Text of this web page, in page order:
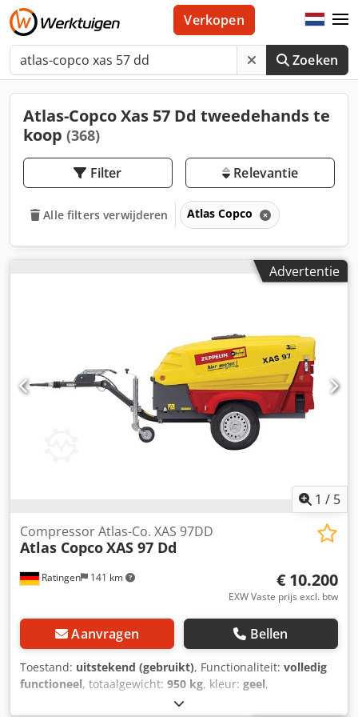
Zoeken
Verkopen
Atlas-Copco Xas 57 Dd tweedehands te
koop (368)
Filter Relevantie
Alle filters verwijderen Atlas Copco
Advertentie
1 / 5
Ratingen 141 km
Compressor Atlas-Co. XAS 97DD
Atlas CopcoXAS 97 Dd
€ 10.200
EXW Vaste prijs excl. btw
Aanvragen Bellen
Toestand: uitstekend (gebruikt), Functionaliteit: volledig
functioneel, totaalgewicht: 950 kg, kleur: geel,
, brandstoftankcapaciteit: